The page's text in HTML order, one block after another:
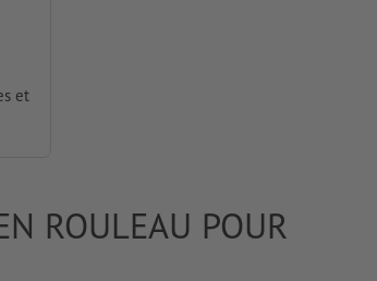
et
ROULEAU POUR